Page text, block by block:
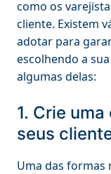
como os
cliente. Existem
adotar para
escolhendo a
algumas delas:
1. Crie
seus
Uma das formas